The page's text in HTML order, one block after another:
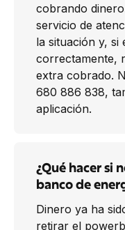
cobrando
servicio de
la situación y, si
correctamente,
extra cobrado.
680 886 838,
aplicación.
¿Qué hacer si
banco de
Dinero ya ha
retirar el